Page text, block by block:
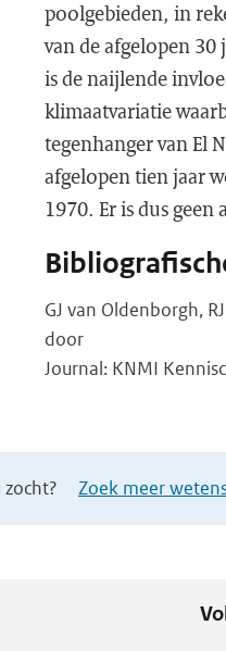
poolgebieden, in
van de afgelopen
is de naijlende
klimaatvariatie
tegenhanger van El
afgelopen tien jaar
1970. Er is dus
GJ van Oldenborgh,
door
Journal: KNMI
Zoek meer